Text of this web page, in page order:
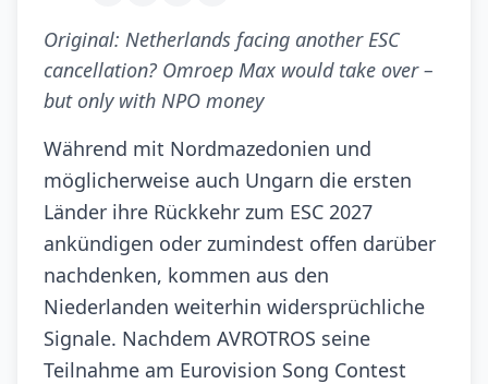
Original: Netherlands facing another ESC
cancellation? Omroep Max would take over –
but only with NPO money
Während mit Nordmazedonien und
möglicherweise auch Ungarn die ersten
Länder ihre Rückkehr zum ESC 2027
ankündigen oder zumindest offen darüber
nachdenken, kommen aus den
Niederlanden weiterhin widersprüchliche
Signale. Nachdem AVROTROS seine
Teilnahme am Eurovision Song Contest